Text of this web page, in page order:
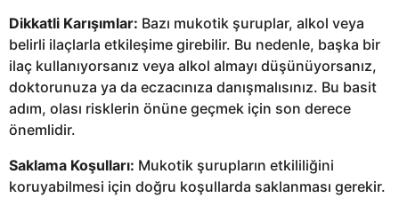
Dikkatli Karışımlar: Bazı mukotik şuruplar, alkol veya
belirli ilaçlarla etkileşime girebilir. Bu nedenle, başka bir
ilaç kullanıyorsanız veya alkol almayı düşünüyorsanız,
doktorunuza ya da eczacınıza danışmalısınız. Bu basit
adım, olası risklerin önüne geçmek için son derece
önemlidir.
Saklama Koşulları: Mukotik şurupların etkililiğini
koruyabilmesi için doğru koşullarda saklanması gerekir.